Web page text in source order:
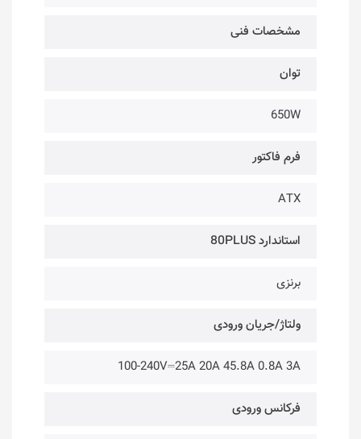
مشخصات فنی
توان
650W
فرم فاکتور
ATX
استاندارد 80PLUS
برنزی
ولتاژ/جریان ورودی
100-240V⎓25A 20A 45.8A 0.8A 3A
فرکانس ورودی